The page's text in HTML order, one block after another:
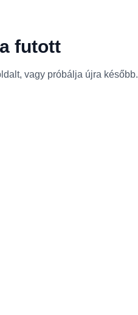
futott
vagy próbálja újra később.